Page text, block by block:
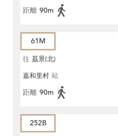
距離 90m
61M
往 荔景(北)
嘉和里村 站
距離 90m
252B